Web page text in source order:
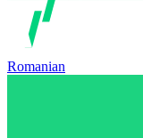
Romanian